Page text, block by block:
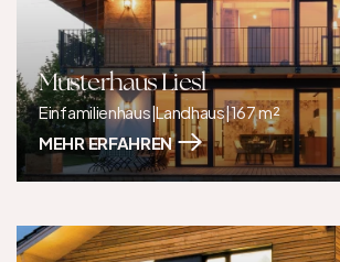
Musterhaus Liesl
Einfamilienhaus|Landhaus|167 m²
MEHR ERFAHREN